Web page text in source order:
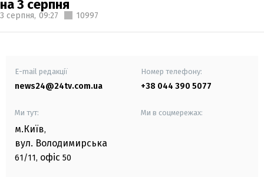
на 3 серпня
3 серпня, 09:27 10997
E-mail редакції
news24@24tv.com.ua
Номер телефону:
+38 044 390 5077
Ми тут:
м.Київ,
вул. Володимирська
61/11, офіс 50
Ми в соцмережах: